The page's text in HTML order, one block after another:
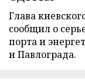
Глава
сообщил о
порта и
и Павлограда.